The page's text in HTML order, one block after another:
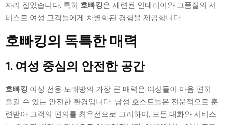
자리 잡았습니다. 특히 호빠킹은 세련된 인테리어와 고품질의 서
비스로 여성 고객들에게 차별화된 경험을 제공합니다.
호빠킹의 독특한 매력
1. 여성 중심의 안전한 공간
호빠킹 여성 전용 노래방의 가장 큰 매력은 여성들이 마음 편히
즐길 수 있는 안전한 환경입니다. 남성 호스트들은 전문적으로 훈
련받아 고객의 편의를 최우선으로 고려하며, 모든 대화와 서비스